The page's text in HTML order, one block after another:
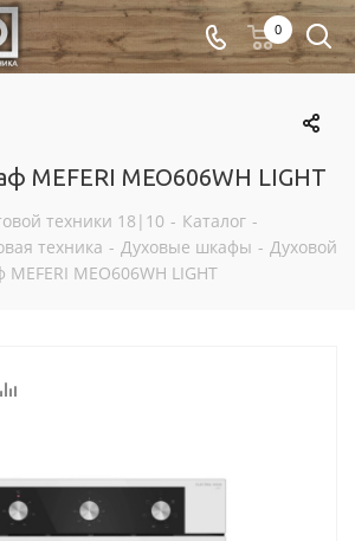
0
MEFERI MEO606WH LIGHT
техники 18|10 - Каталог -
техника - Духовые шкафы - Духовой
MEFERI MEO606WH LIGHT